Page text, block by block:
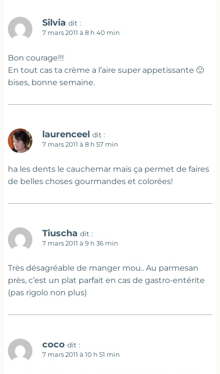
Silvia dit :
7 mars 2011 à 8 h 40 min
Bon courage!!!
En tout cas ta crème a l’aire super appetissante 🙂
bises, bonne semaine.
laurenceel dit :
7 mars 2011 à 8 h 57 min
ha les dents le cauchemar mais ça permet de faires
de belles choses gourmandes et colorées!
Tiuscha dit :
7 mars 2011 à 9 h 36 min
Très désagréable de manger mou.. Au parmesan
près, c’est un plat parfait en cas de gastro-entérite
(pas rigolo non plus)
coco dit :
7 mars 2011 à 10 h 51 min